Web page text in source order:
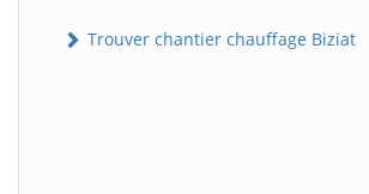
Trouver chantier chauffage Biziat